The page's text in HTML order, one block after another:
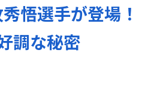
悟選手が登場！
調な秘密